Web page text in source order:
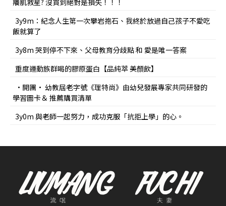
3y9m：紀念人生第一次攀岩抱石、我終於放過自己孩子不愛吃
飯就算了
3y8m 哭到停不下來、父母教育分歧點 和 愛是唯一答案
重度運動族群喝的膠原蛋白【品純萃 美顏飲】
•開團• 幼教屆老字號《理特尚》由幼兒發展專家共同研發的
學習圖卡＆ 推薦購買清單
3y0m 與老師一起努力，成功克服「抗拒上學」的心。